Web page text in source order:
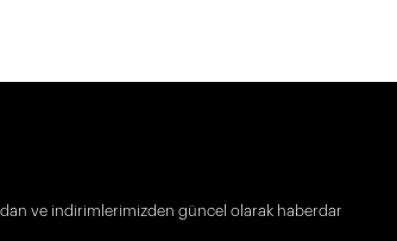
ve indirimlerimizden güncel olarak haberdar